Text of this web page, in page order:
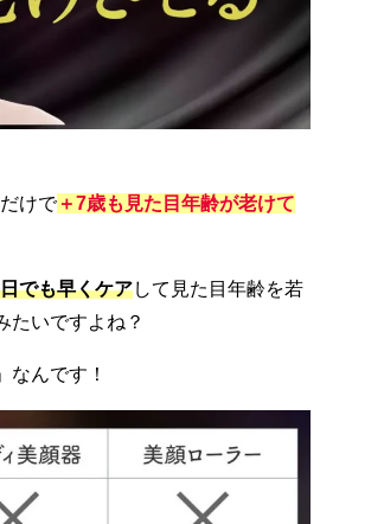
けで＋7歳も見た目年齢が老けて
でも早くケアして見た目年齢を若
たいですよね？
」なんです！